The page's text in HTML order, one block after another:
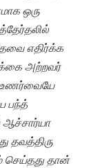
ஒரு
எதிர்க்க
அற்றவர்
உணர்வையே
பந்த்
ஆச்சார்யா
தவத்திரு
செய்தது தான்